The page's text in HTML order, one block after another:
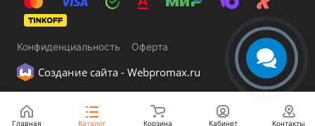
Конфиденциальность Оферта
Создание сайта - Webpromax.ru
Главная Каталог Корзина Кабинет Контакты